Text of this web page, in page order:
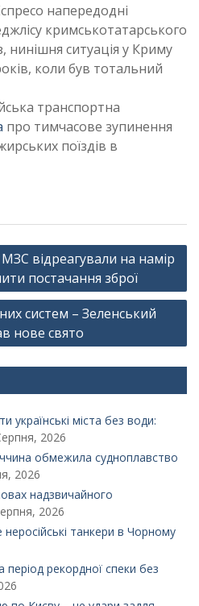
напередодні
кримськотатарського
нинішня ситуація у Криму
коли був тотальний
транспортна
про тимчасове зупинення
поїздів в
відреагували на намір
постачання зброї
систем – Зеленський
нове свято
українські міста без води:
2026
обмежила судноплавство
2026
надзвичайного
2026
танкери в Чорному
рекордної спеки без